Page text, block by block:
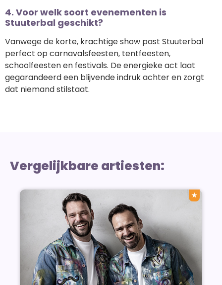
4. Voor welk soort evenementen is
Stuuterbal geschikt?
Vanwege de korte, krachtige show past Stuuterbal
perfect op carnavalsfeesten, tentfeesten,
schoolfeesten en festivals. De energieke act laat
gegarandeerd een blijvende indruk achter en zorgt
dat niemand stilstaat.
Vergelijkbare artiesten:
★